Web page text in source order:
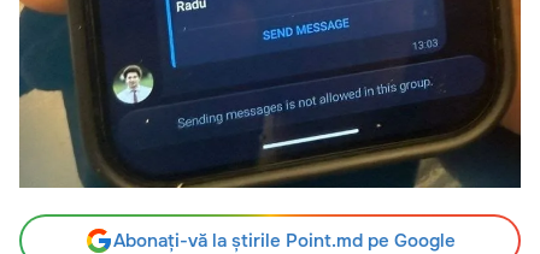
Abonați-vă la știrile Point.md pe Google